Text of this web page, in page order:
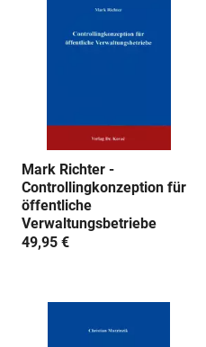
Mark Richter -
Controllingkonzeption für
öffentliche
Verwaltungsbetriebe
49,95 €